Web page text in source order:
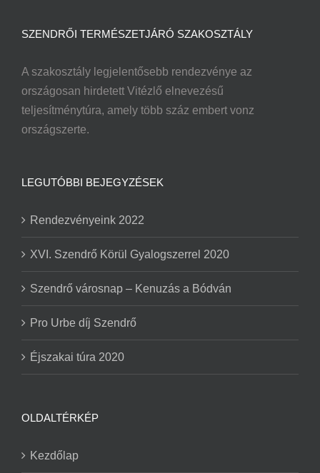
SZENDRŐI TERMÉSZETJÁRÓ SZAKOSZTÁLY
A szakosztály legjelentősebb rendezvénye az
országosan hirdetett Vitézlő elnevezésű
teljesítménytúra, amely több száz embert vonz
országszerte.
LEGUTÓBBI BEJEGYZÉSEK
Rendezvényeink 2022
XVI. Szendrő Körül Gyalogszerrel 2020
Szendrő városnap – Kenuzás a Bódván
Pro Urbe díj Szendrő
Éjszakai túra 2020
OLDALTÉRKÉP
Kezdőlap